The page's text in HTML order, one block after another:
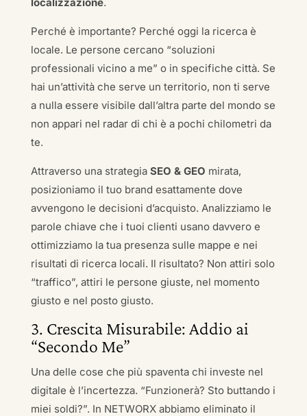
Perché è importante? Perché oggi la ricerca è
locale. Le persone cercano “soluzioni
professionali vicino a me” o in specifiche città. Se
hai un’attività che serve un territorio, non ti serve
a nulla essere visibile dall’altra parte del mondo se
non appari nel radar di chi è a pochi chilometri da
te.
Attraverso una strategia SEO & GEO mirata,
posizioniamo il tuo brand esattamente dove
avvengono le decisioni d’acquisto. Analizziamo le
parole chiave che i tuoi clienti usano davvero e
ottimizziamo la tua presenza sulle mappe e nei
risultati di ricerca locali. Il risultato? Non attiri solo
“traffico”, attiri le persone giuste, nel momento
giusto e nel posto giusto.
3. Crescita Misurabile: Addio ai
“Secondo Me”
Una delle cose che più spaventa chi investe nel
digitale è l’incertezza. “Funzionerà? Sto buttando i
miei soldi?”. In NETWORX abbiamo eliminato il